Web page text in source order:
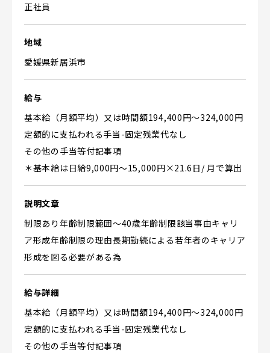
正社員
地域
愛媛県新居浜市
給与
基本給（月額平均）又は時間額194,400円〜324,000円
定額的に支払われる手当-固定残業代なし
その他の手当等付記事項
＊基本給は日給9,000円～15,000円×21.6日/ 月で算出
説明文章
制限あり年齢制限範囲〜40歳年齢制限該当事由キャリ
ア形成年齢制限の理由長期勤続による若年者のキャリア
形成を図る必要がある為
給与詳細
基本給（月額平均）又は時間額194,400円〜324,000円
定額的に支払われる手当-固定残業代なし
その他の手当等付記事項